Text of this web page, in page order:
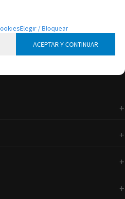
Elegir / Bloquear
ACEPTAR Y CONTINUAR